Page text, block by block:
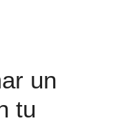
un
tu